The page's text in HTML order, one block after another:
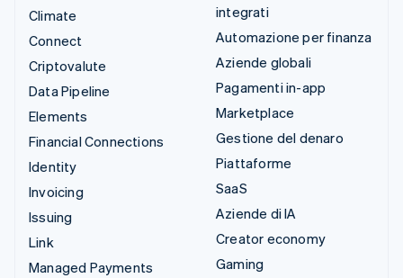
Climate
Connect
Criptovalute
Data Pipeline
Elements
Financial Connections
Identity
Invoicing
Issuing
Link
Managed Payments
integrati
Automazione per finanza
Aziende globali
Pagamenti in-app
Marketplace
Gestione del denaro
Piattaforme
SaaS
Aziende di IA
Creator economy
Gaming